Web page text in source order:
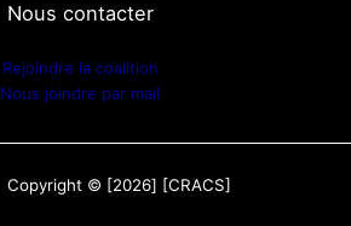
Nous contacter
Rejoindre la coalition
Nous joindre par mail
Copyright © [2026] [CRACS]